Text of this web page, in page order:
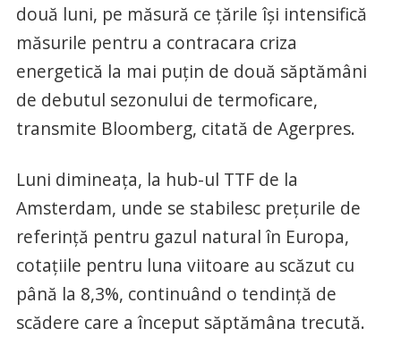
două luni, pe măsură ce ţările îşi intensifică
măsurile pentru a contracara criza
energetică la mai puţin de două săptămâni
de debutul sezonului de termoficare,
transmite Bloomberg, citată de Agerpres.
Luni dimineaţa, la hub-ul TTF de la
Amsterdam, unde se stabilesc preţurile de
referinţă pentru gazul natural în Europa,
cotaţiile pentru luna viitoare au scăzut cu
până la 8,3%, continuând o tendinţă de
scădere care a început săptămâna trecută.